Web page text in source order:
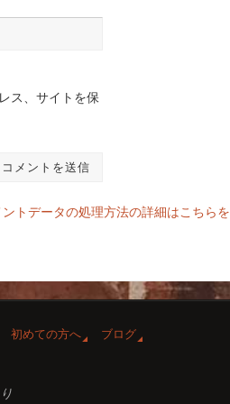
ス、サイトを保
トデータの処理方法の詳細はこちらを
初めての方へ ブログ